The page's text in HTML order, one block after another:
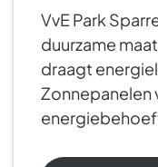
VvE Park
duurzame
draagt
Zonnepanelen